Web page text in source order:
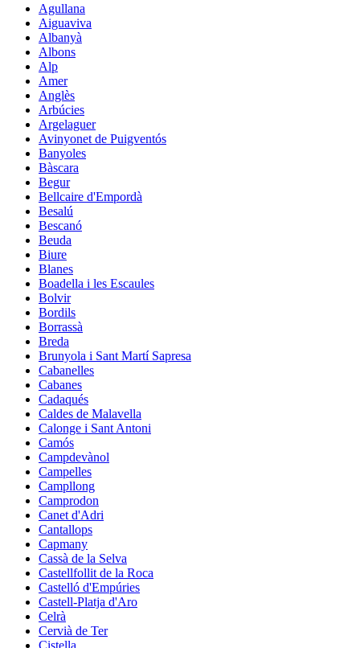
Agullana
Aiguaviva
Albanyà
Albons
Alp
Amer
Anglès
Arbúcies
Argelaguer
Avinyonet de Puigventós
Banyoles
Bàscara
Begur
Bellcaire d'Empordà
Besalú
Bescanó
Beuda
Biure
Blanes
Boadella i les Escaules
Bolvir
Bordils
Borrassà
Breda
Brunyola i Sant Martí Sapresa
Cabanelles
Cabanes
Cadaqués
Caldes de Malavella
Calonge i Sant Antoni
Camós
Campdevànol
Campelles
Campllong
Camprodon
Canet d'Adri
Cantallops
Capmany
Cassà de la Selva
Castellfollit de la Roca
Castelló d'Empúries
Castell-Platja d'Aro
Celrà
Cervià de Ter
Cistella